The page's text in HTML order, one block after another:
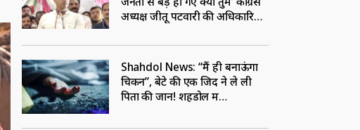
अध्यक्ष जीतू पटवारी की अधिकारियों
Shahdol News: “मैं ही बनाऊंगा
चिकन”, बेटे की एक जिद ने ले ली
पिता की जान! शहडोल में